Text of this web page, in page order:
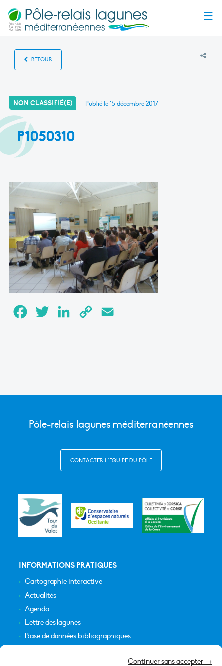
Continuer sans accepter →
RETOUR
NON CLASSIFIÉ(E) Publié le15 décembre 2017
P1050310
FacebookTwitter LinkedInCopy
Pôle-relais lagunes méditerranéennes
CONTACTER L’ÉQUIPE DU PÔLE
INFORMATIONS PRATIQUES
Cartographie interactive
Actualités
Agenda
Lettre des lagunes
Base de données bibliographiques